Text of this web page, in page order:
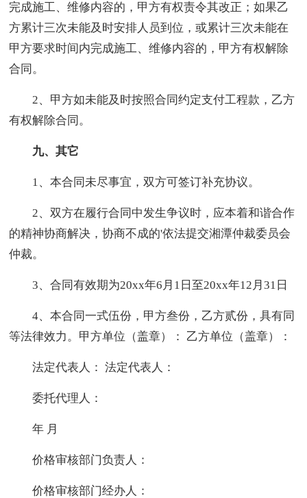
完成施工、维修内容的，甲方有权责令其改正；如果乙
方累计三次未能及时安排人员到位，或累计三次未能在
甲方要求时间内完成施工、维修内容的，甲方有权解除
合同。
2、甲方如未能及时按照合同约定支付工程款，乙方
有权解除合同。
九、其它
1、本合同未尽事宜，双方可签订补充协议。
2、双方在履行合同中发生争议时，应本着和谐合作
的精神协商解决，协商不成的'依法提交湘潭仲裁委员会
仲裁。
3、合同有效期为20xx年6月1日至20xx年12月31日
4、本合同一式伍份，甲方叁份，乙方贰份，具有同
等法律效力。甲方单位（盖章）： 乙方单位（盖章）：
法定代表人： 法定代表人：
委托代理人：
年 月
价格审核部门负责人：
价格审核部门经办人：